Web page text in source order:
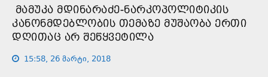
ᲛᲐᲛᲣᲙᲐ ᲛᲓᲘᲜᲐᲠᲐᲫᲔ-ᲜᲐᲠᲙᲝᲞᲝᲚᲘᲢᲘᲙᲘᲡ
ᲙᲐᲜᲝᲜᲛᲓᲔᲑᲚᲝᲑᲘᲡ ᲗᲔᲛᲐᲖᲔ ᲛᲣᲨᲐᲝᲑᲐ ᲔᲠᲗᲘ
ᲓᲦᲘᲗᲐᲪ ᲐᲠ ᲨᲔᲬᲧᲕᲔᲢᲘᲚᲐ
15:58, 26 მარტი, 2018